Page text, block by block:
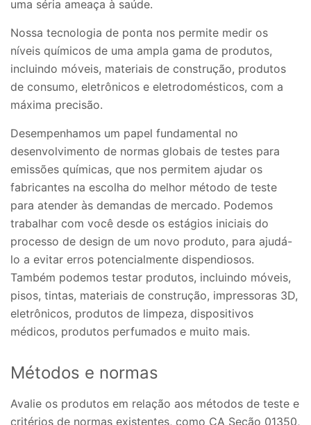
uma séria ameaça à saúde.
Nossa tecnologia de ponta nos permite medir os
níveis químicos de uma ampla gama de produtos,
incluindo móveis, materiais de construção, produtos
de consumo, eletrônicos e eletrodomésticos, com a
máxima precisão.
Desempenhamos um papel fundamental no
desenvolvimento de normas globais de testes para
emissões químicas, que nos permitem ajudar os
fabricantes na escolha do melhor método de teste
para atender às demandas de mercado. Podemos
trabalhar com você desde os estágios iniciais do
processo de design de um novo produto, para ajudá-
lo a evitar erros potencialmente dispendiosos.
Também podemos testar produtos, incluindo móveis,
pisos, tintas, materiais de construção, impressoras 3D,
eletrônicos, produtos de limpeza, dispositivos
médicos, produtos perfumados e muito mais.
Métodos e normas
Avalie os produtos em relação aos métodos de teste e
critérios de normas existentes, como CA Seção 01350,